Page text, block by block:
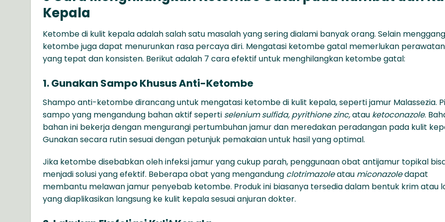
Kepala
Ketombedi kulit kepalaadalah salah satu masalah yang sering dialami banyak orang. Selain
ketombe juga dapat menurunkan rasa percaya diri. Mengatasi ketombe gatal memerlukan perawatan
yang tepat dan konsisten. Berikut adalah 7 cara efektif untuk menghilangkan ketombe gatal:
1. Gunakan Sampo Khusus Anti-Ketombe
Shampo anti-ketombe dirancang untuk mengatasi ketombe di kulit kepala, seperti jamur Malassezia.
sampo yang mengandung bahan aktif seperti selenium sulfida, pyrithione zinc,atau ketoconazole.
bahan ini bekerja dengan mengurangi pertumbuhan jamur dan meredakan peradangan pada kulit
Gunakan secara rutin sesuai dengan petunjuk pemakaian untuk hasil yang optimal.
Jika ketombe disebabkan oleh infeksi jamur yang cukup parah, penggunaan obat antijamur topikal
menjadi solusi yang efektif. Beberapa obat yang mengandung clotrimazoleatau miconazoledapat
membantu melawan jamur penyebab ketombe. Produk ini biasanya tersedia dalam bentuk krim atau
yang diaplikasikan langsung ke kulit kepala sesuai anjuran dokter.